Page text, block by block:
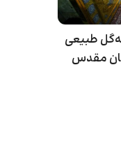
شاخه‌گل طبیعی
مقدس